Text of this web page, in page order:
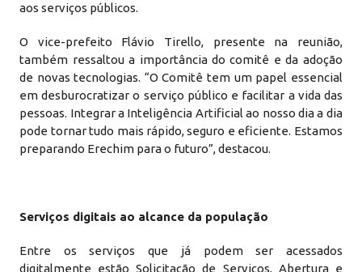
aos serviços públicos.
O vice-prefeito Flávio Tirello, presente na reunião,
também ressaltou a importância do comitê e da adoção
de novas tecnologias. “O Comitê tem um papel essencial
em desburocratizar o serviço público e facilitar a vida das
pessoas. Integrar a Inteligência Artificial ao nosso dia a dia
pode tornar tudo mais rápido, seguro e eficiente. Estamos
preparando Erechim para o futuro”, destacou.
Serviços digitais ao alcance da população
Entre os serviços que já podem ser acessados
digitalmente estão Solicitação de Serviços, Abertura e